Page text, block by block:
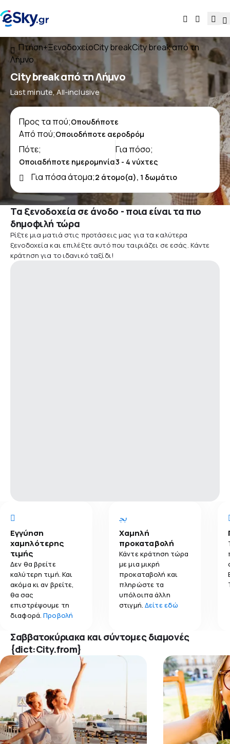
Πτήση+ΞενοδοχείοCity breakCity break από τη
Λήμνο
City break από τη Λήμνο
Last minute, All-inclusive
Προς τα πού;
Από πού;
Πότε;
Για πόσο;
Για πόσα άτομα;
Τα ξενοδοχεία σε άνοδο - ποια είναι τα πιο
δημοφιλή τώρα
Ρίξτε μια ματιά στις προτάσεις μας για τα καλύτερα
ξενοδοχεία και επιλέξτε αυτό που ταιριάζει σε εσάς. Κάντε
κράτηση για το ιδανικό ταξίδι!
Εγγύηση
χαμηλότερης
τιμής
Δεν θα βρείτε
καλύτερη τιμή. Και
ακόμα κι αν βρείτε,
θα σας
επιστρέψουμε τη
διαφορά.Προβολή
Χαμηλή
προκαταβολή
Κάντε κράτηση τώρα
με μια μικρή
προκαταβολή και
πληρώστε τα
υπόλοιπα άλλη
στιγμή.Δείτε εδώ
Σαββατοκύριακα και σύντομες διαμονές
{dict:City.from}